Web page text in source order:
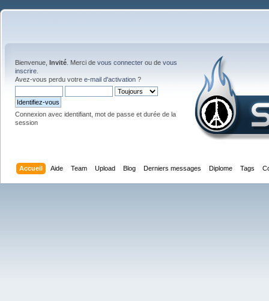
Bienvenue, Invité . Merci de vous connecter ou de vous
inscrire
Avez-vous perdu votre e-mail d'activation ?
Connexion avec identifiant, mot de passe et durée de la
session
Accueil Aide Team Upload Blog Derniers messages Diplome Tags